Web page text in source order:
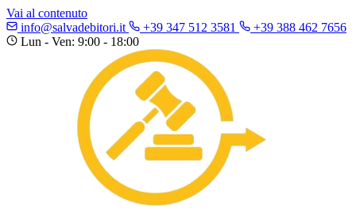
Vai al contenuto
info@salvadebitori.it
+39 347 512 3581
+39 388 462 7656
Lun - Ven: 9:00 - 18:00